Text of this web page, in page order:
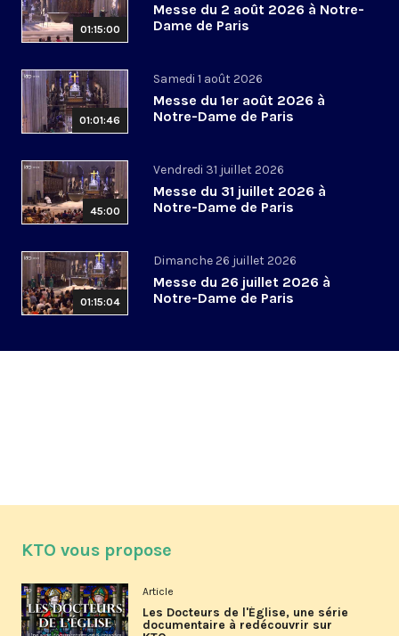
01:15:00
Messe du 2 août 2026 à Notre-
Dame de Paris
01:01:46
Samedi 1 août 2026
Messe du 1er août 2026 à
Notre-Dame de Paris
45:00
Vendredi 31 juillet 2026
Messe du 31 juillet 2026 à
Notre-Dame de Paris
01:15:04
Dimanche 26 juillet 2026
Messe du 26 juillet 2026 à
Notre-Dame de Paris
KTO vous propose
Article
Les Docteurs de l'Église, une série
documentaire à redécouvrir sur